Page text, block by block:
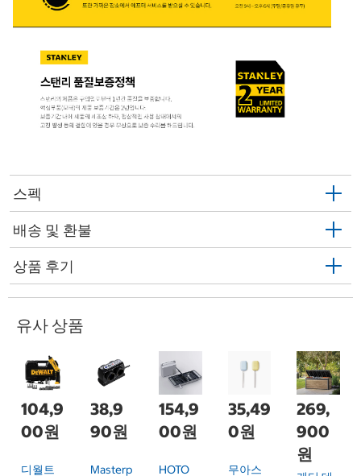
스펙
배송 및 환불
상품 후기
유사 상품
104,9
00원
디월트
38,9
90원
Masterp
154,9
00원
HOTO
35,49
0원
무아스
269,
900
원